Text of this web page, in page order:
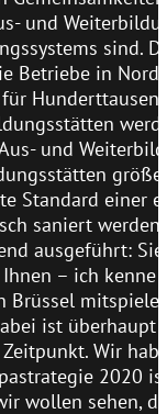
und
sind.
in
und
Standard einer
saniert
ausgeführt:
– ich
ist
Wir
2020
wollen sehen,